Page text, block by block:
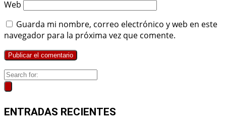
Web
Guarda mi nombre, correo electrónico y web en este
navegador para la próxima vez que comente.
ENTRADAS RECIENTES